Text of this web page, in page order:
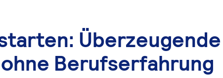
Überzeugende
Berufserfahrung